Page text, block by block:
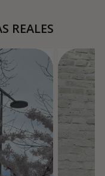
REALES